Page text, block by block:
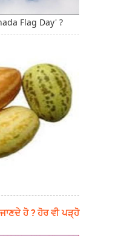
Flag Day' ?
ਹੋ ? ਹੋਰ ਵੀ ਪੜ੍ਹੋ